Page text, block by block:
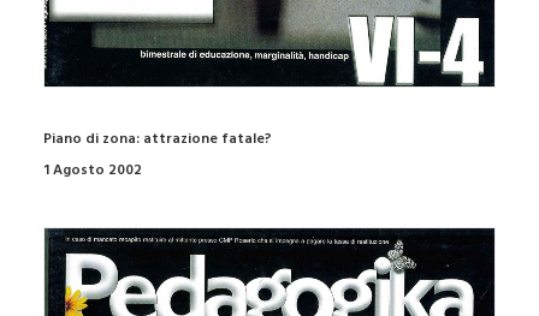
Piano di zona: attrazione fatale?
1 Agosto 2002